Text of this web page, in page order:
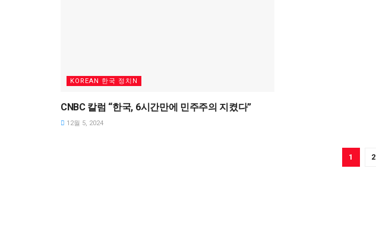
KOREAN 한국 정치N
CNBC 칼럼 “한국, 6시간만에 민주주의 지켰다”
12월 5, 2024
1 2